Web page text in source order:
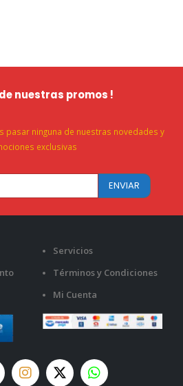
nuestras promos !
pasar ninguna de nuestras novedades y
exclusivas
Servicios
Términos y Condiciones
Mi Cuenta